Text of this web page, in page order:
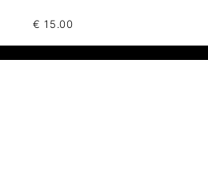
€ 15.00